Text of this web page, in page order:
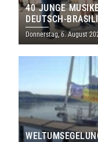
40 JUNGE
DEUTSCH-
THOLEY
Donnerstag, 6. August